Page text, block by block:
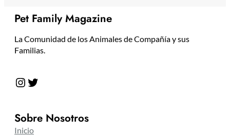
Pet Family Magazine
La Comunidad de los Animales de Compañía y sus
Familias.
Instagram Twitter
Sobre Nosotros
Inicio